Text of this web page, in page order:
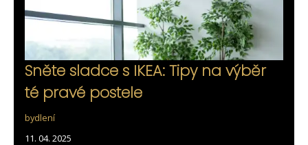
Sněte sladce s IKEA: Tipy na výběr
té pravé postele
bydlení
11. 04. 2025